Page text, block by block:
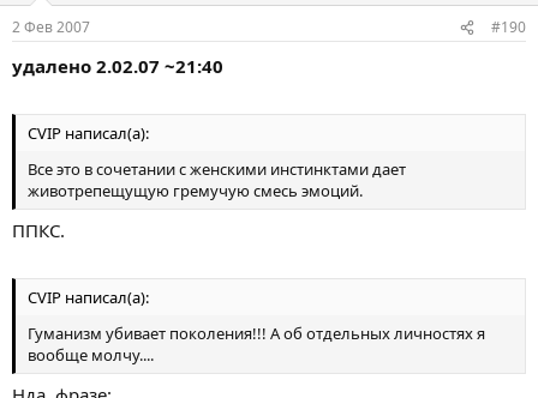
2 Фев 2007 #190
удалено 2.02.07 ~21:40
CVIP написал(а):
Все это в сочетании с женскими инстинктами дает
животрепещущую гремучую смесь эмоций.
ППКС.
CVIP написал(а):
Гуманизм убивает поколения!!! А об отдельных личностях я
вообще молчу....